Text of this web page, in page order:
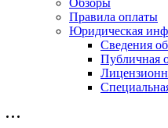
Обзоры
Правила оплаты
Юридическая
Сведения
Публичная